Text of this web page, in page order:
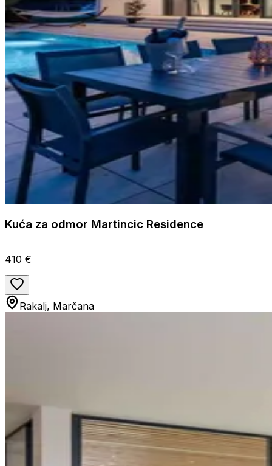
Kuća za odmor Martincic Residence
410 €
Rakalj, Marčana